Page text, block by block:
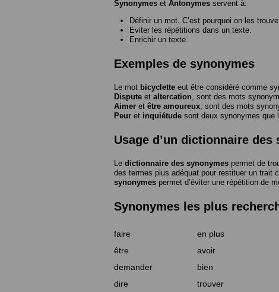
Synonymes et Antonymes servent à:
Définir un mot. C’est pourquoi on les
Eviter les répétitions dans un texte.
Enrichir un texte.
Exemples de synonymes
Le mot bicyclette eut être considéré comme
Dispute et altercation , sont des mots
Aimer et être amoureux , sont des mots
Peur et inquiétude sont deux synonymes que
Usage d’un dictionnaire des
Le dictionnaire des synonymes permet de
des termes plus adéquat pour restituer un trait
synonymes permet d’éviter une répétition de
Synonymes les plus
faire en plus
être
avoir
demander
bien
dire
trouver